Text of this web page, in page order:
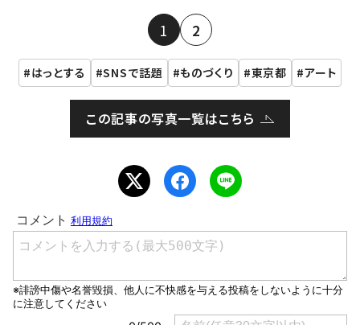
1 2
はっとする SNSで話題 ものづくり 東京都 アート
この記事の写真一覧はこちら